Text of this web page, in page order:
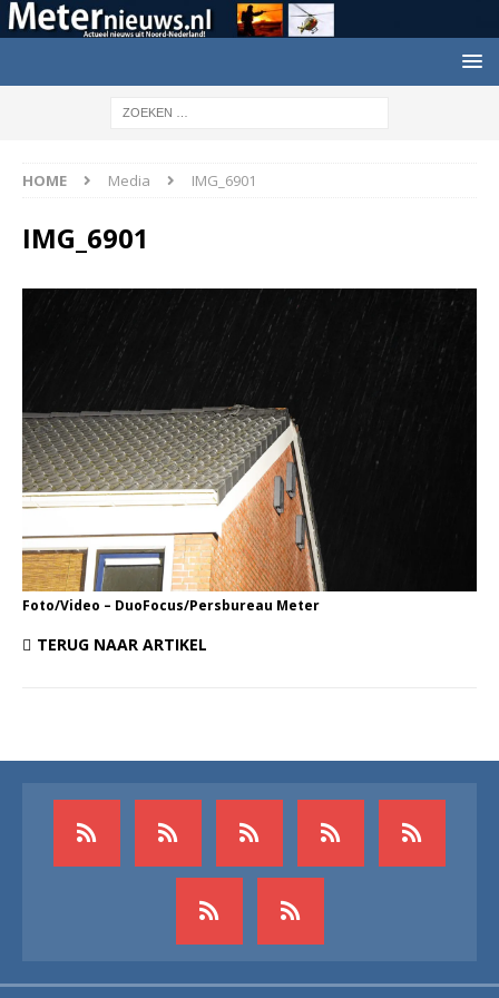
HOME Media IMG_6901
IMG_6901
Foto/Video – DuoFocus/Persbureau Meter
TERUG NAAR ARTIKEL